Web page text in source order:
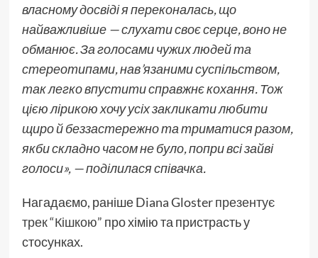
власному досвіді я переконалась, що
найважливіше — слухати своє серце, воно не
обманює. За голосами чужих людей та
стереотипами, нав’язаними суспільством,
так легко впустити справжнє кохання. Тож
цією лірикою хочу усіх закликати любити
щиро й беззастережно та триматися разом,
якби складно часом не було, попри всі зайві
голоси», — поділилася співачка.
Нагадаємо, раніше Diana Glosterпрезентує
трек “Кішкою” про хімію та пристрасть у
стосунках.